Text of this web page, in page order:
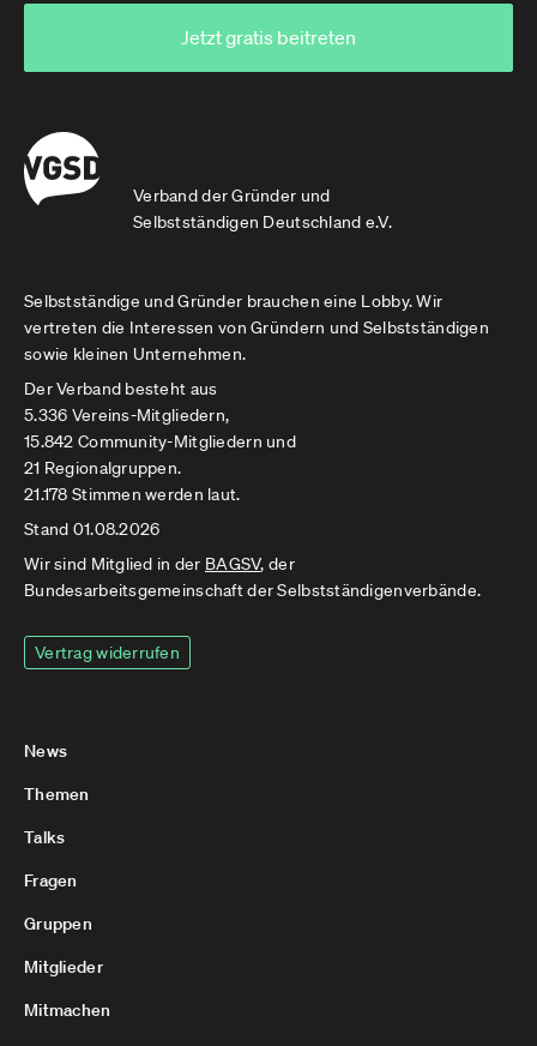
Verband der Gründer und
Selbstständigen Deutschland e.V.
Jetzt gratis beitreten
Selbstständige und Gründer brauchen eine Lobby. Wir
vertreten die Interessen von Gründern und Selbstständigen
sowie kleinen Unternehmen.
Der Verband besteht aus
5.336 Vereins-Mitgliedern,
15.842 Community-Mitgliedern und
21 Regionalgruppen.
21.178 Stimmen werden laut.
Stand 01.08.2026
Wir sind Mitglied in der BAGSV, der
Bundesarbeitsgemeinschaft der Selbstständigenverbände.
Vertrag widerrufen
News
Themen
Talks
Fragen
Gruppen
Mitglieder
Mitmachen